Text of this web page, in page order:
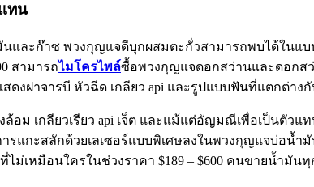
ทน
ละก๊าซ พวงกุญแจดีบุกผสมตะกั่วสามารถพบได้ในแ
สามารถไมโครไพล์ซื้อพวงกุญแจดอกสว่านและดอกสว่
ดงฝาจารบี หัวฉีด เกลียว api และรูปแบบฟันที่แตกต่า
อม เกลียวเรียว api เจ็ต และแม้แต่อัญมณีเพื่อเป็นตั
แกะสลักด้วยเลเซอร์แบบพิเศษลงในพวงกุญแจบ่อน้
หมือนใครในช่วงราคา $189 – $600 คนขายน้ำมั